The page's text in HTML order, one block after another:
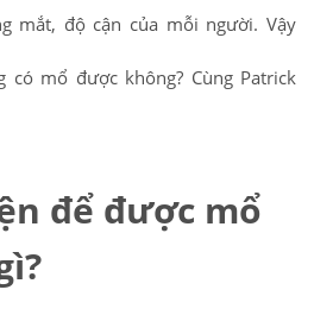
mắt, độ cận của mỗi người. Vậy
mổ được không? Cùng Patrick
để được mổ